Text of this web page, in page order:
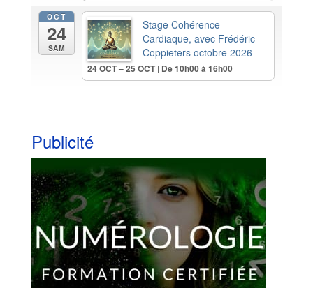
OCT
24
SAM
Stage Cohérence
Cardiaque, avec Frédéric
Coppieters octobre 2026
24 OCT – 25 OCT | De 10h00 à 16h00
Publicité